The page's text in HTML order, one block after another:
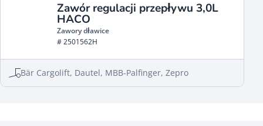
Zawór regulacji przepływu 3,0L
HACO
Zawory dławice
# 2501562H
Bär Cargolift, Dautel, MBB-Palfinger, Zepro